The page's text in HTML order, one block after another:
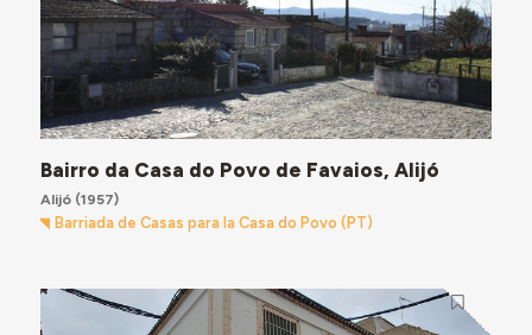
Bairro da Casa do Povo de Favaios, Alijó
Alijó(1957)
Barriada de Casas para la Casa do Povo (PT)